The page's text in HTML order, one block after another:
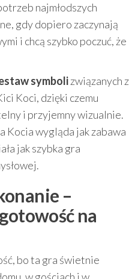
najmłodszych
gdy dopiero zaczynają
i chcą szybko poczuć, że
symbolizwiązanych z
Koci, dzięki czemu
i przyjemny wizualnie.
Kocia wygląda jak zabawa
jak szybka gra
–
na
bo ta gra świetnie